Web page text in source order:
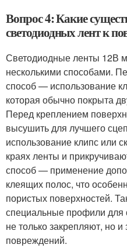
Вопрос 4: Какие
светодиодных лент к
Светодиодные ленты 12В
несколькими способами.
способ — использование
которая обычно покрыта
Перед креплением
высушить для лучшего
использование клипс или
краях ленты и
способ — применение
клеящих полос, что
пористых поверхностей.
специальные профили для
не только закрепляют, но
повреждений.